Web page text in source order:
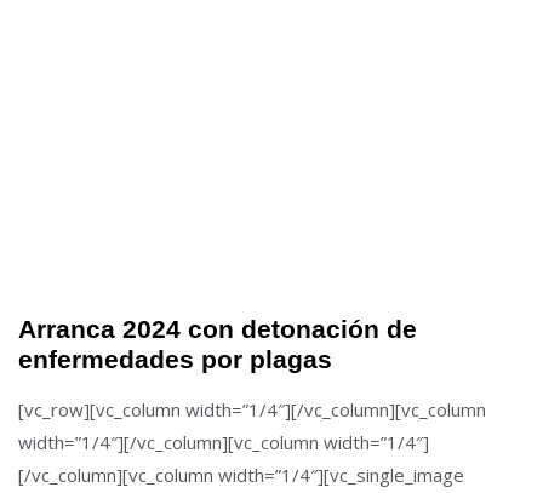
Arranca 2024 con detonación de
enfermedades por plagas
[vc_row][vc_column width=”1/4″][/vc_column][vc_column
width=”1/4″][/vc_column][vc_column width=”1/4″]
[/vc_column][vc_column width=”1/4″][vc_single_image